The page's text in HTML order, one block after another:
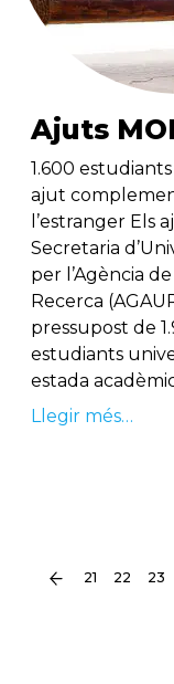
Ajuts
1.600
ajut
l’estranger Els
Secretaria
per l’Agència
Recerca
pressupost de
estudiants
estada
Llegir més…
21 22 23